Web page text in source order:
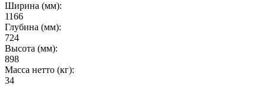
Ширина (мм):
1166
Глубина (мм):
724
Высота (мм):
898
Масса нетто (кг):
34